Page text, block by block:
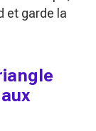
et garde la